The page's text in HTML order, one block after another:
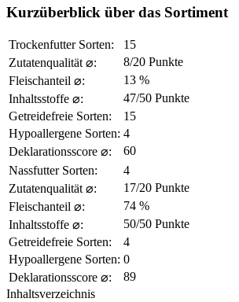
Kurzüberblick über das Sortiment
Trockenfutter Sorten:
15
Zutatenqualität ⌀:
8/20 Punkte
Fleischanteil ⌀:
13 %
Inhaltsstoffe ⌀:
47/50 Punkte
Getreidefreie Sorten:
15
Hypoallergene Sorten: 4
Deklarationsscore ⌀:
60
Nassfutter Sorten:
4
Zutatenqualität ⌀:
17/20 Punkte
Fleischanteil ⌀:
74 %
Inhaltsstoffe ⌀:
50/50 Punkte
Getreidefreie Sorten:
4
Hypoallergene Sorten: 0
Deklarationsscore ⌀:
89
Inhaltsverzeichnis​